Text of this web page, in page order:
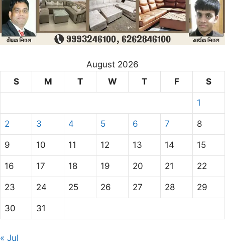
August 2026
S
M T W T F S
1
2 3 4 5 6 7 8
9 10 11 12 13 14 15
16 17 18 19 20 21 22
23 24 25 26 27 28 29
30 31
« Jul